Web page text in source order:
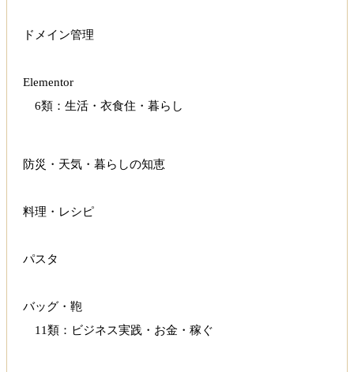
ドメイン管理
Elementor
6類：生活・衣食住・暮らし
防災・天気・暮らしの知恵
料理・レシピ
パスタ
バッグ・鞄
11類：ビジネス実践・お金・稼ぐ